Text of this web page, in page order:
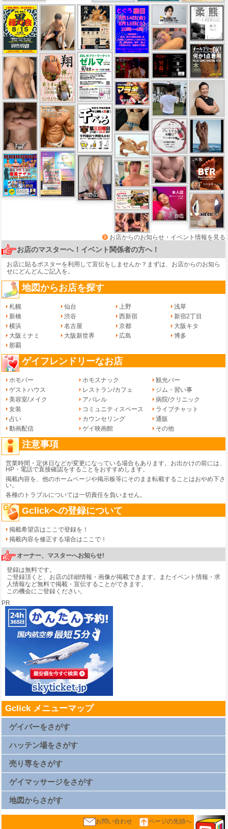
お店からのお知らせ・イベント情報を見る
お店のマスターへ！イベント関係者の方へ！
お店に貼るポスターを利用して宣伝をしませんか？まずは、 お店からのお知ら
せにどんどんご記入を。
地図からお店を探す
札幌 仙台 上野
浅草
新橋
渋谷 西新宿
新宿2丁目
横浜
名古屋 京都
大阪キタ
大阪ミナミ
大阪新世界 広島
博多
那覇
ゲイフレンドリーなお店
ホモバー ホモスナック
観光バー
ゲストハウス
レストラン/カフェ
ジム・習い事
美容室/メイク
アパレル
病院/クリニック
女装
コミュニティスペース
ライブチャット
占い
カウンセリング
通販
動画配信
ゲイ映画館 その他
注意事項
営業時間・定休日などが変更になっている場合もあります。お出かけの前には、
HP・電話で直接確認をすることをおすすめします。
掲載内容を、他のホームページや掲示板等にそのまま転載することはおやめ下さ
い。
各種のトラブルについては一切責任を負いません。
Gclickへの登録について
掲載希望店はここで登録を！
掲載内容を修正する場合はここで！
オーナー、マスターへお知らせ!
登録は無料です。
ご登録頂くと、お店の詳細情報・画像が掲載できます。またイベント情報・求
人情報など無料で掲載・宣伝することができます。
この機会にご登録ください。
PR
Gclick メニューマップ
ゲイバーをさがす
札幌ゲイバー一覧
上野ゲイバー一覧
新橋ゲイバー一覧
新宿2丁目ゲイバー一覧
名古屋ゲイバー一覧
大阪キタゲイバー一覧
大阪新世界ゲイバー一覧
博多ゲイバー一覧
ハッテン場をさがす
札幌ハッテン場一覧
上野ハッテン場一覧
新橋ハッテン場一覧
新宿2丁目ハッテン場一覧
名古屋ハッテン場一覧
大阪キタハッテン場一覧
大阪新世界ハッテン場一覧
広島ハッテン場一覧
那覇ハッテン場一覧
売り専をさがす
札幌売り専一覧
上野売り専一覧
新橋売り専一覧
新宿2丁目売り専一覧
横浜売り専一覧
名古屋売り専一覧
大阪キタ売り専一覧
ゲイマッサージをさがす
札幌ゲイマッサージ一覧
上野ゲイマッサージ一覧
新橋ゲイマッサージ一覧
渋谷ゲイマッサージ一覧
西新宿ゲイマッサージ一覧
地図からさがす
札幌地図
仙台地図
浅草地図
お問い合わせ ページの先頭へ